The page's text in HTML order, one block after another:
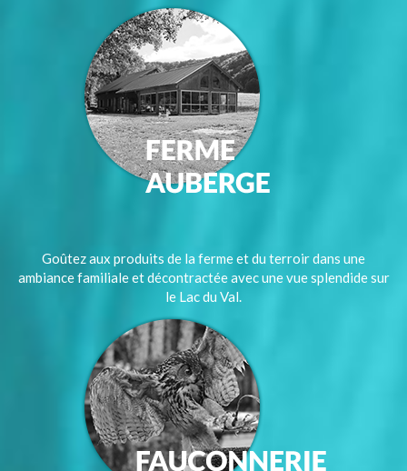
Goûtez aux produits de la ferme et du terroir dans une
ambiance familiale et décontractée avec une vue splendide sur
le Lac du Val.